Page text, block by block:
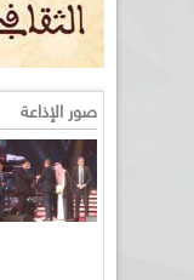
صور الإذاعة